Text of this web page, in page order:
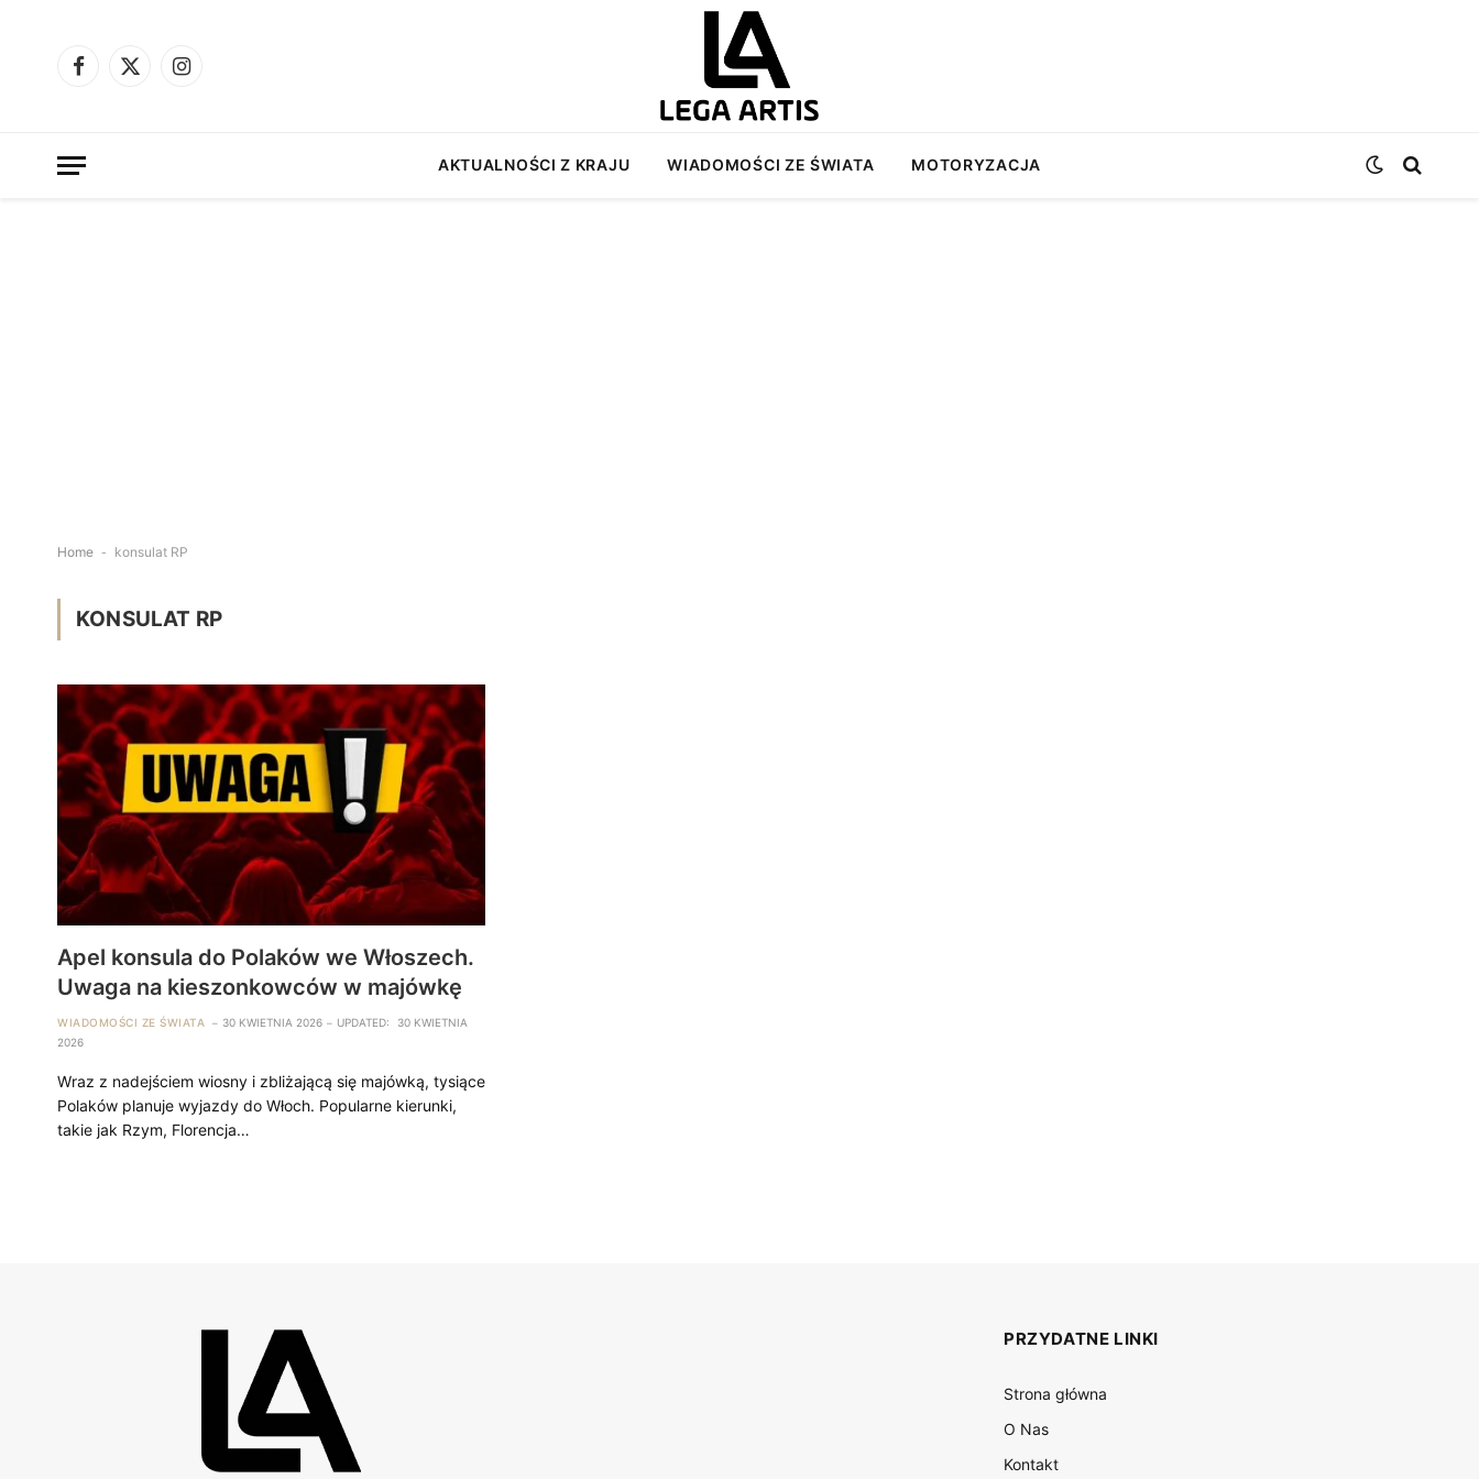
Facebook
X
Instagram
AKTUALNOŚCI Z KRAJU WIADOMOŚCI ZE ŚWIATA MOTORYZACJA
Home - konsulat RP
KONSULAT RP
Apel konsula do Polaków we Włoszech.
Uwaga na kieszonkowców w majówkę
WIADOMOŚCI ZE ŚWIATA 30 KWIETNIA 2026 UPDATED:
30 KWIETNIA
2026
Wraz z nadejściem wiosny i zbliżającą się majówką, tysiące
Polaków planuje wyjazdy do Włoch. Popularne kierunki,
takie jak Rzym, Florencja…
PRZYDATNE LINKI
Strona główna
O Nas
Kontakt